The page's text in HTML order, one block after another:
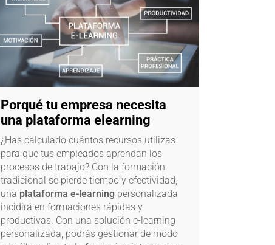
Porqué tu empresa necesita
una plataforma elearning
¿Has calculado cuántos recursos utilizas
para que tus empleados aprendan los
procesos de trabajo? Con la formación
tradicional se pierde tiempo y efectividad,
una plataforma e-learning personalizada
incidirá en formaciones rápidas y
productivas. Con una solución e-learning
personalizada, podrás gestionar de modo